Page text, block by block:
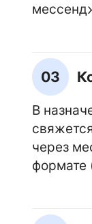
03
В
через
формате